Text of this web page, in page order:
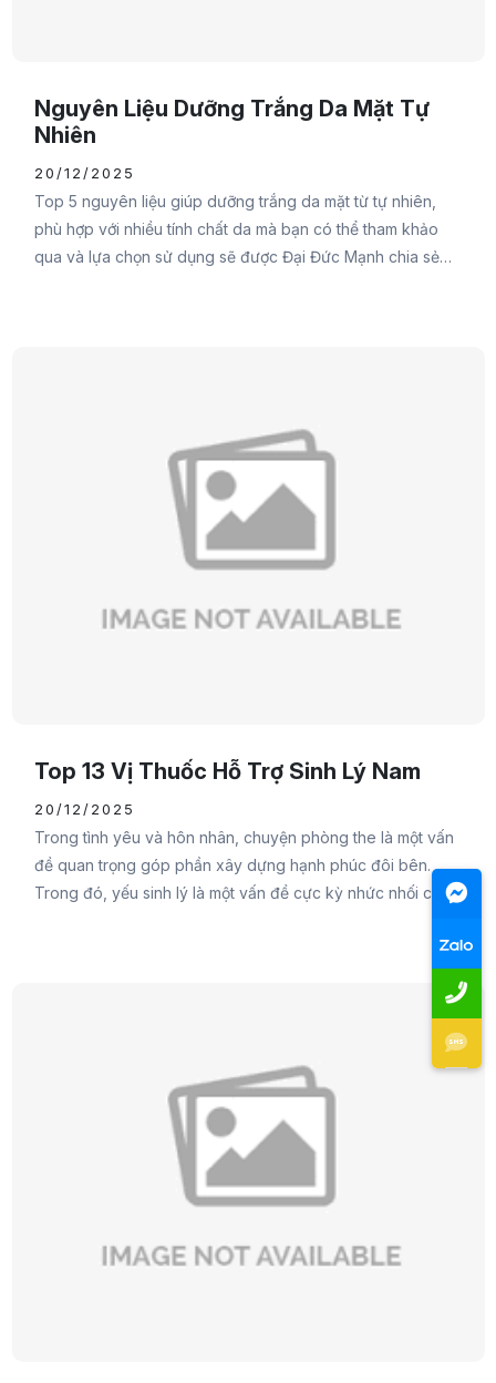
Nguyên Liệu Dưỡng Trắng Da Mặt Tự
Nhiên
20/12/2025
Top 5 nguyên liệu giúp dưỡng trắng da mặt từ tự nhiên,
phù hợp với nhiều tính chất da mà bạn có thể tham khảo
qua và lựa chọn sử dụng sẽ được Đại Đức Mạnh chia sẻ
Top 13 Vị Thuốc Hỗ Trợ Sinh Lý Nam
20/12/2025
Trong tình yêu và hôn nhân, chuyện phòng the là một vấn
đề quan trọng góp phần xây dựng hạnh phúc đôi bên.
Trong đó, yếu sinh lý là một vấn đề cực kỳ nhức nhối cho